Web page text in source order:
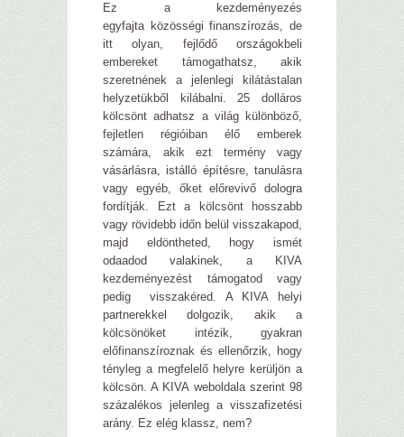
Ez a kezdeményezés
egyfajta közösségi finanszírozás, de
itt olyan, fejlődő országokbeli
embereket támogathatsz, akik
szeretnének a jelenlegi kilátástalan
helyzetükből kilábalni. 25 dolláros
kölcsönt adhatsz a világ különböző,
fejletlen régióiban élő emberek
számára, akik ezt termény vagy
vásárlásra, istálló építésre, tanulásra
vagy egyéb, őket előrevivő dologra
fordítják. Ezt a kölcsönt hosszabb
vagy rövidebb időn belül visszakapod,
majd eldöntheted, hogy ismét
odaadod valakinek, a KIVA
kezdeményezést támogatod vagy
pedig visszakéred. A KIVA helyi
partnerekkel dolgozik, akik a
kölcsönöket intézik, gyakran
előfinanszíroznak és ellenőrzik, hogy
tényleg a megfelelő helyre kerüljön a
kölcsön. A KIVA weboldala szerint 98
százalékos jelenleg a visszafizetési
arány. Ez elég klassz, nem?